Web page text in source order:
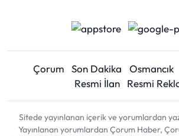
Çorum Son Dakika Osmancık
Resmi İlan
Resmi
Sitede yayınlanan içerik ve yorumlardan
Yayınlanan yorumlardan Çorum Haber,